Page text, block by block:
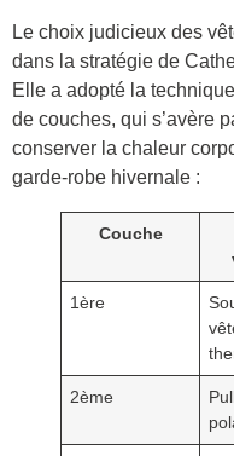
Le choix judicieux des
dans la stratégie de
Elle a adopté la
de couches, qui s’avère
conserver la chaleur
garde-robe hivernale :
Couche
1ère
2ème